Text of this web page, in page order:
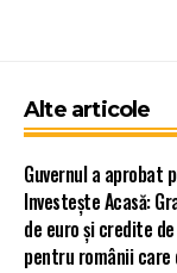
Alte articole
Guvernul a aprobat
Investește Acasă:
de euro și credite
pentru românii